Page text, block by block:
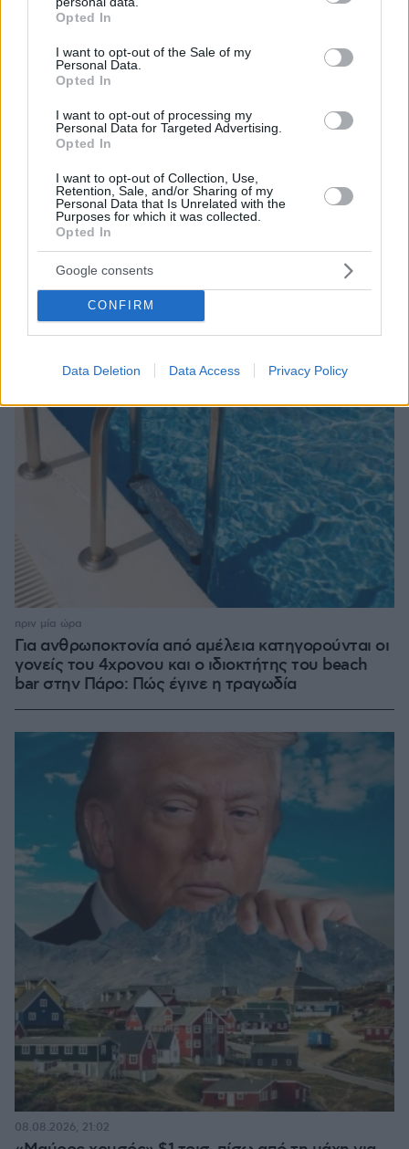
grant or deny consent to Google and its third-party tags to
use your data for below specified purposes in below Google
consent section.
Opted In
I want to opt-out of the Sale of my
Personal Data.
Opted In
I want to opt-out of processing my
Personal Data for Targeted Advertising.
Opted In
I want to opt-out of Collection, Use,
Retention, Sale, and/or Sharing of my
Personal Data that Is Unrelated with the
Purposes for which it was collected.
Opted In
Google consents
CONFIRM
Data Deletion Data Access Privacy Policy
Μυστήριο 3.500 ετών στη Σαντορίνη: Ο 15χρονος
που δεν πρόλαβε να ξεφύγει από το τσουνάμι
έκρηξης
Για ανθρωποκτονία από αμέλεια κατηγορούνται οι
γονείς του 4χρονου και ο ιδιοκτήτης του beach
bar στην Πάρο: Πώς έγινε η τραγωδία
πριν μία ώρα
08.08.2026, 21:02